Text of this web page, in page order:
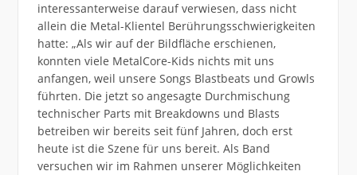
interessanterweise darauf verwiesen, dass nicht
allein die Metal-Klientel Berührungsschwierigkeiten
hatte: „Als wir auf der Bildfläche erschienen,
konnten viele MetalCore-Kids nichts mit uns
anfangen, weil unsere Songs Blastbeats und Growls
führten. Die jetzt so angesagte Durchmischung
technischer Parts mit Breakdowns und Blasts
betreiben wir bereits seit fünf Jahren, doch erst
heute ist die Szene für uns bereit. Als Band
versuchen wir im Rahmen unserer Möglichkeiten